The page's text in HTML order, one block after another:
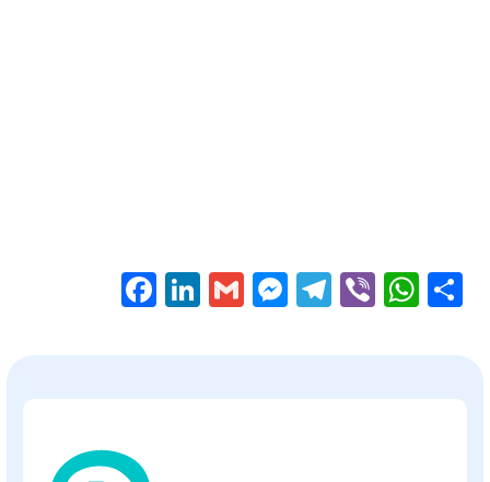
Facebook
LinkedIn
GmailMessenger
Telegram
Viber